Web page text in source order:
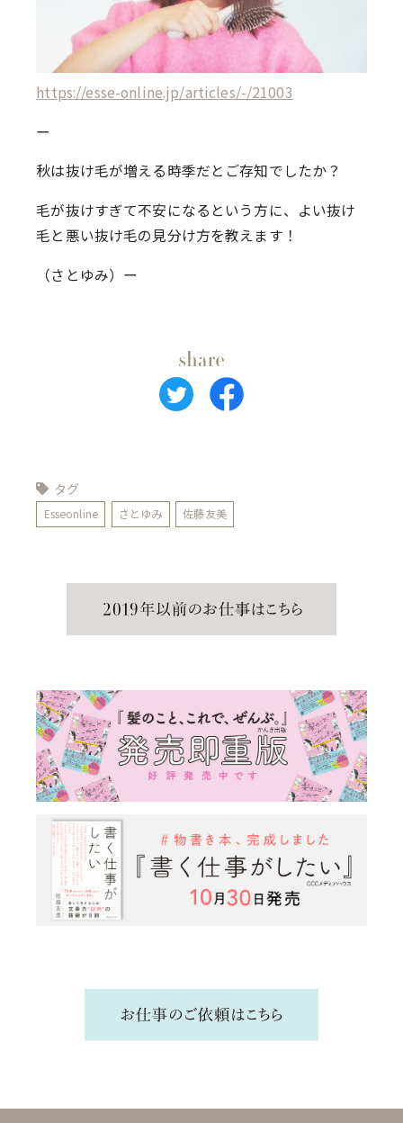
https://esse-online.jp/articles/-/21003
ー
秋は抜け毛が増える時季だとご存知でしたか？
毛が抜けすぎて不安になるという方に、よい抜け
毛と悪い抜け毛の見分け方を教えます！
（さとゆみ）ー
タグ
Esseonline さとゆみ 佐藤友美